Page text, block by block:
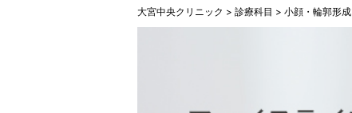
大宮中央クリニック > 診療科目 > 小顔・輪郭形成